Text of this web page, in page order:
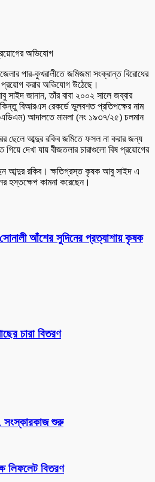
পার-কুখরালীতে জমিজমা সংক্রান্ত বিরোধের
প্রয়োগ করার অভিযোগ উঠেছে।
সাইদ জানান, তাঁর বাবা ২০০২ সালে জব্বার
বিআরএস রেকর্ডে ভুলবশত প্রতিপক্ষের নাম
আদালতে মামলা (নং ১৯৩৭/২৫) চলমান
ছেলে আব্দুর রকিব জমিতে ফসল না করার জন্য
দেখা যায় বীজতলার চারাগুলো বিষ প্রয়োগের
আব্দুর রকিব। ক্ষতিগ্রস্ত কৃষক আবু সাইদ এ
হস্তক্ষেপ কামনা করেছেন।
আঁশের সুদিনের প্রত্যাশায় কৃষক
চারা বিতরণ
সংস্কারকাজ শুরু
লিফলেট বিতরণ